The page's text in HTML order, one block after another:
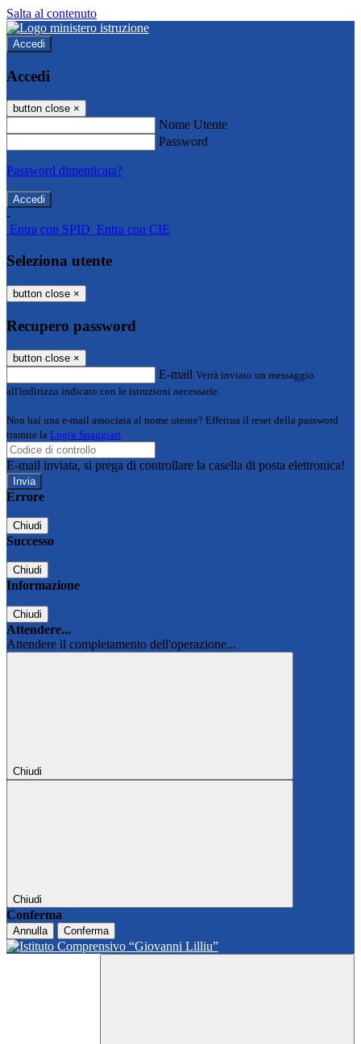
Salta al contenuto
Accedi
Accedi
button close ×
Nome Utente
Password
Password dimenticata?
-
Entra con SPID Entra con CIE
Seleziona utente
button close ×
Recupero password
button close ×
E-mail Verrà inviato un messaggio
all'indirizzo indicato con le istruzioni necessarie.
Non hai una e-mail associata al nome utente? Effettua il reset della password
tramite la Login Spaggiari
E-mail inviata, si prega di controllare la casella di posta elettronica!
Errore
Chiudi
Successo
Chiudi
Informazione
Chiudi
Attendere...
Attendere il completamento dell'operazione...
Chiudi
Chiudi
Conferma
Annulla Conferma